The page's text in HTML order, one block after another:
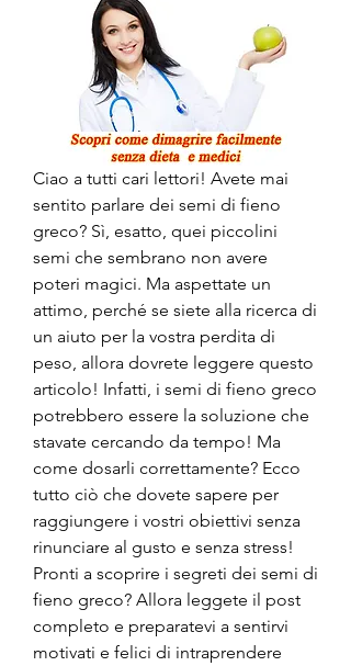
Ciao a tutti cari lettori! Avete mai
sentito parlare dei semi di fieno
greco? Sì, esatto, quei piccolini
semi che sembrano non avere
poteri magici. Ma aspettate un
attimo, perché se siete alla ricerca di
un aiuto per la vostra perdita di
peso, allora dovrete leggere questo
articolo! Infatti, i semi di fieno greco
potrebbero essere la soluzione che
stavate cercando da tempo! Ma
come dosarli correttamente? Ecco
tutto ciò che dovete sapere per
raggiungere i vostri obiettivi senza
rinunciare al gusto e senza stress!
Pronti a scoprire i segreti dei semi di
fieno greco? Allora leggete il post
completo e preparatevi a sentirvi
motivati e felici di intraprendere